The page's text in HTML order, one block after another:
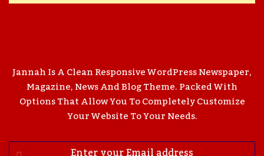
Jannah Is A Clean Responsive WordPress Newspaper,
Magazine, News And Blog Theme. Packed With
Options That Allow You To Completely Customize
Your Website To Your Needs.
Enter